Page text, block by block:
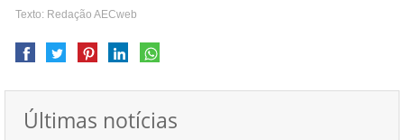
Texto: Redação AECweb
Últimas notícias